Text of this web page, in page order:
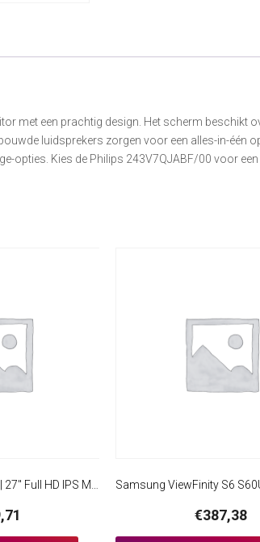
met een prachtig design. Het scherm beschikt
luidsprekers zorgen voor een alles-in-één
opties. Kies de Philips 243V7QJABF/00 voor
MSI PRO MP272PMG | 27″ Full HD IPS Monitor | 120Hz | Webcam | USB | Zwart
€387,38